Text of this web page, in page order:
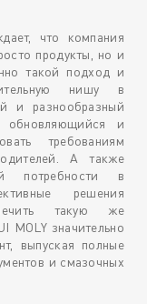
что компания
продукты, но и
такой подход и
нишу в
и разнообразный
обновляющийся и
требованиям
А также
потребности в
решения
такую же
MOLY значительно
выпуская полные
и смазочных